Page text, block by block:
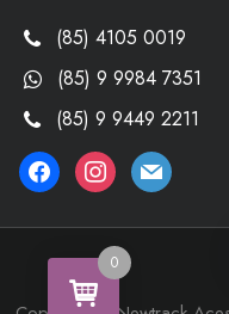
(85) 4105 0019
(85) 9 9984 7351
(85) 9 9449 2211
facebookinstagram
mail
0